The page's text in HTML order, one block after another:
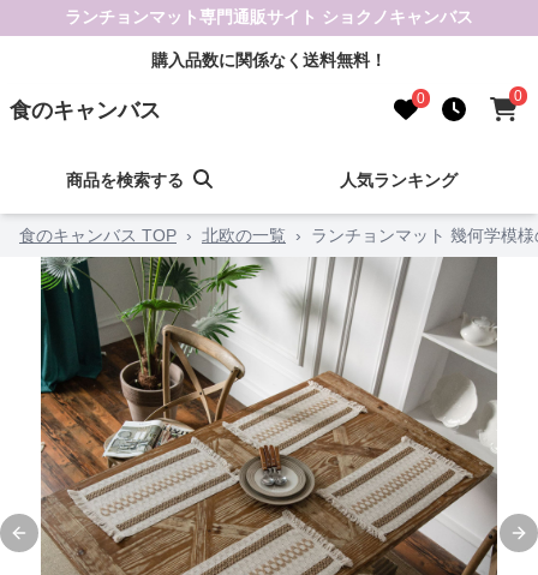
ランチョンマット専門通販サイト ショクノキャンバス
購入品数に関係なく送料無料！
食のキャンバス 0 0
商品を検索する 人気ランキング
食のキャンバス TOP › 北欧の一覧 › ランチョンマット 幾何学模
Previous slide